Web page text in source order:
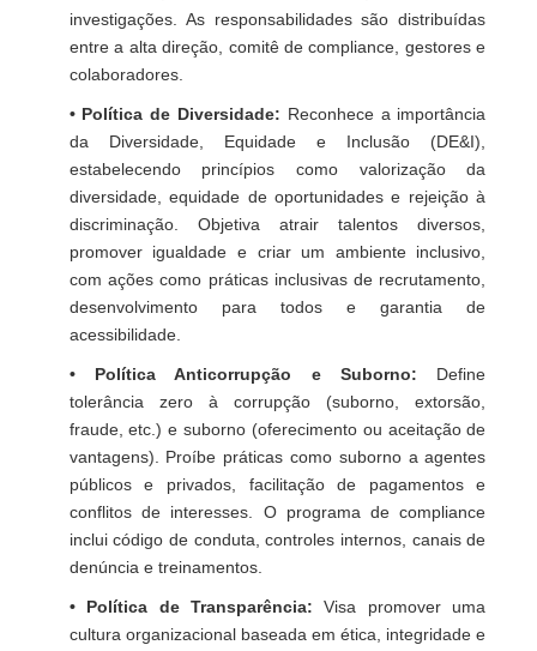
investigações. As responsabilidades são distribuídas
entre a alta direção, comitê de compliance, gestores e
colaboradores.
• Política de Diversidade: Reconhece a importância
da Diversidade, Equidade e Inclusão (DE&I),
estabelecendo princípios como valorização da
diversidade, equidade de oportunidades e rejeição à
discriminação. Objetiva atrair talentos diversos,
promover igualdade e criar um ambiente inclusivo,
com ações como práticas inclusivas de recrutamento,
desenvolvimento para todos e garantia de
acessibilidade.
• Política Anticorrupção e Suborno: Define
tolerância zero à corrupção (suborno, extorsão,
fraude, etc.) e suborno (oferecimento ou aceitação de
vantagens). Proíbe práticas como suborno a agentes
públicos e privados, facilitação de pagamentos e
conflitos de interesses. O programa de compliance
inclui código de conduta, controles internos, canais de
denúncia e treinamentos.
• Política de Transparência: Visa promover uma
cultura organizacional baseada em ética, integridade e